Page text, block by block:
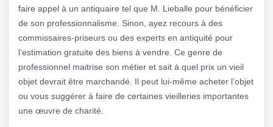
faire appel à un antiquaire tel que M. Lieballe pour bénéficier
de son professionnalisme. Sinon, ayez recours à des
commissaires-priseurs ou des experts en antiquité pour
l’estimation gratuite des biens à vendre. Ce genre de
professionnel maitrise son métier et sait à quel prix un vieil
objet devrait être marchandé. Il peut lui-même acheter l’objet
ou vous suggérer à faire de certaines vieilleries importantes
une œuvre de charité.